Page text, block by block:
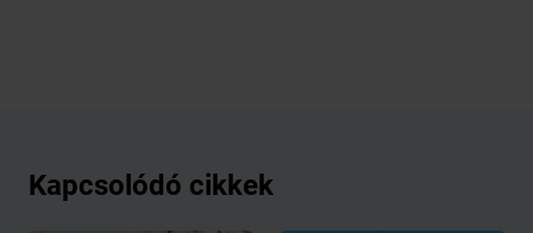
Kapcsolódó cikkek